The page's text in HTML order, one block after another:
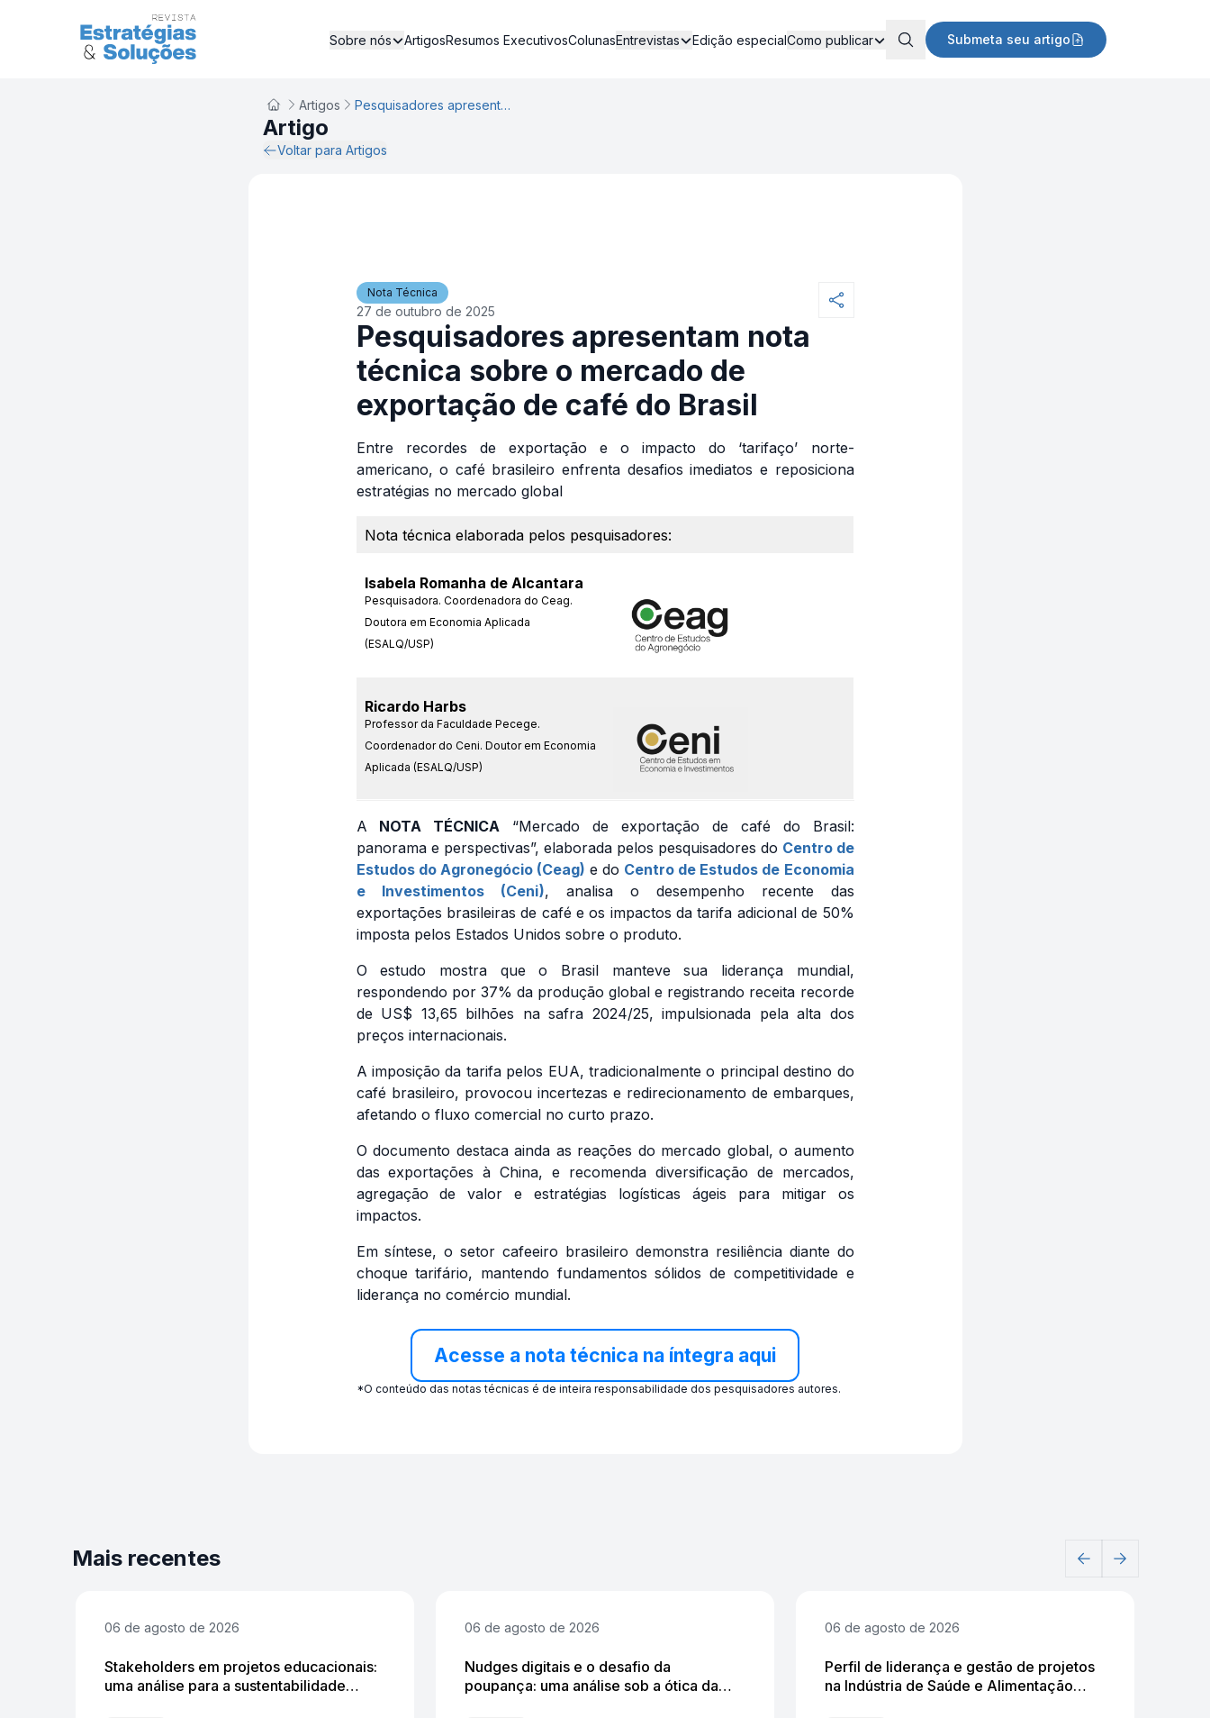
Sobre nós ArtigosResumos ExecutivosColunasEntrevistas Edição especialComo publicar Submeta seu artigo
Artigos Pesquisadores apresentam nota técnica sobre o mercado de exportação de café do Brasil
Artigo
Voltar para Artigos
Nota Técnica
27 de outubro de 2025
Pesquisadores apresentam nota
técnica sobre o mercado de
exportação de café do Brasil
Entre recordes de exportação e o impacto do ‘tarifaço’ norte-
americano, o café brasileiro enfrenta desafios imediatos e reposiciona
estratégias no mercado global
Nota técnica elaborada pelos pesquisadores:
Isabela Romanha de Alcantara
Pesquisadora. Coordenadora do Ceag.
Doutora em Economia Aplicada
(ESALQ/USP)
Ricardo Harbs
Professor da Faculdade Pecege.
Coordenador do Ceni. Doutor em Economia
Aplicada (ESALQ/USP)
A NOTA TÉCNICA “Mercado de exportação de café do Brasil:
panorama e perspectivas”, elaborada pelos pesquisadores do Centro de
Estudos do Agronegócio (Ceag) e do Centro de Estudos de Economia
e Investimentos (Ceni), analisa o desempenho recente das
exportações brasileiras de café e os impactos da tarifa adicional de 50%
imposta pelos Estados Unidos sobre o produto.
O estudo mostra que o Brasil manteve sua liderança mundial,
respondendo por 37% da produção global e registrando receita recorde
de US$ 13,65 bilhões na safra 2024/25, impulsionada pela alta dos
preços internacionais.
A imposição da tarifa pelos EUA, tradicionalmente o principal destino do
café brasileiro, provocou incertezas e redirecionamento de embarques,
afetando o fluxo comercial no curto prazo.
O documento destaca ainda as reações do mercado global, o aumento
das exportações à China, e recomenda diversificação de mercados,
agregação de valor e estratégias logísticas ágeis para mitigar os
impactos.
Em síntese, o setor cafeeiro brasileiro demonstra resiliência diante do
choque tarifário, mantendo fundamentos sólidos de competitividade e
liderança no comércio mundial.
Acesse a nota técnica na íntegra aqui
*O conteúdo das notas técnicas é de inteira responsabilidade dos pesquisadores autores.
Mais recentes
06 de agosto de 2026
Stakeholders em projetos educacionais:
uma análise para a sustentabilidade
06 de agosto de 2026
Nudges digitais e o desafio da
poupança: uma análise sob a ótica da
06 de agosto de 2026
Perfil de liderança e gestão de projetos
na Indústria de Saúde e Alimentação